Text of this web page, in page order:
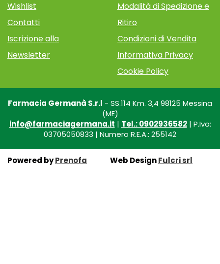
Wishlist
Contatti
Iscrizione alla
Newsletter
Modalità di Spedizione e
Ritiro
Condizioni di Vendita
Informativa Privacy
Cookie Policy
Farmacia Germanà S.r.l - SS.114 Km. 3,4 98125 Messina
(ME)
info@farmaciagermana.it | Tel.: 0902936582| P.Iva:
03705050833 | Numero R.E.A.: 255142
Powered byPrenofa Web DesignFulcri srl